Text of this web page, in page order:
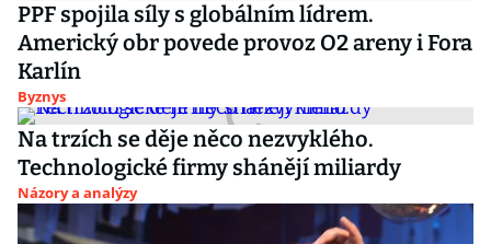
PPF spojila síly s globálním lídrem.
Americký obr povede provoz O2 areny i Fora
Karlín
Byznys
Na trzích se děje něco nezvyklého.
Technologické firmy shánějí miliardy
Názory a analýzy